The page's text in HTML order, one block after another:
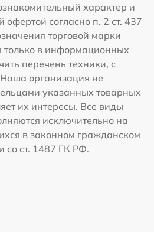
характер и
офертой согласно п. 2 ст. 437
торговой марки
только в информационных
перечень техники, с
организация не
указанных товарных
их интересы. Все виды
исключительно на
в законном гражданском
со ст. 1487 ГК РФ.